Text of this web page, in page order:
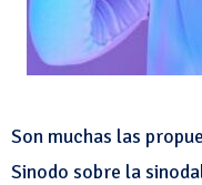
Son muchas las
Sinodo sobre la